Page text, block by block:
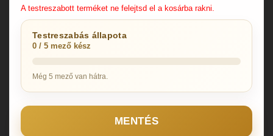
A testreszabott terméket ne felejtsd el a kosárba rakni.
Testreszabás állapota
0 / 5 mező kész
Még 5 mező van hátra.
MENTÉS